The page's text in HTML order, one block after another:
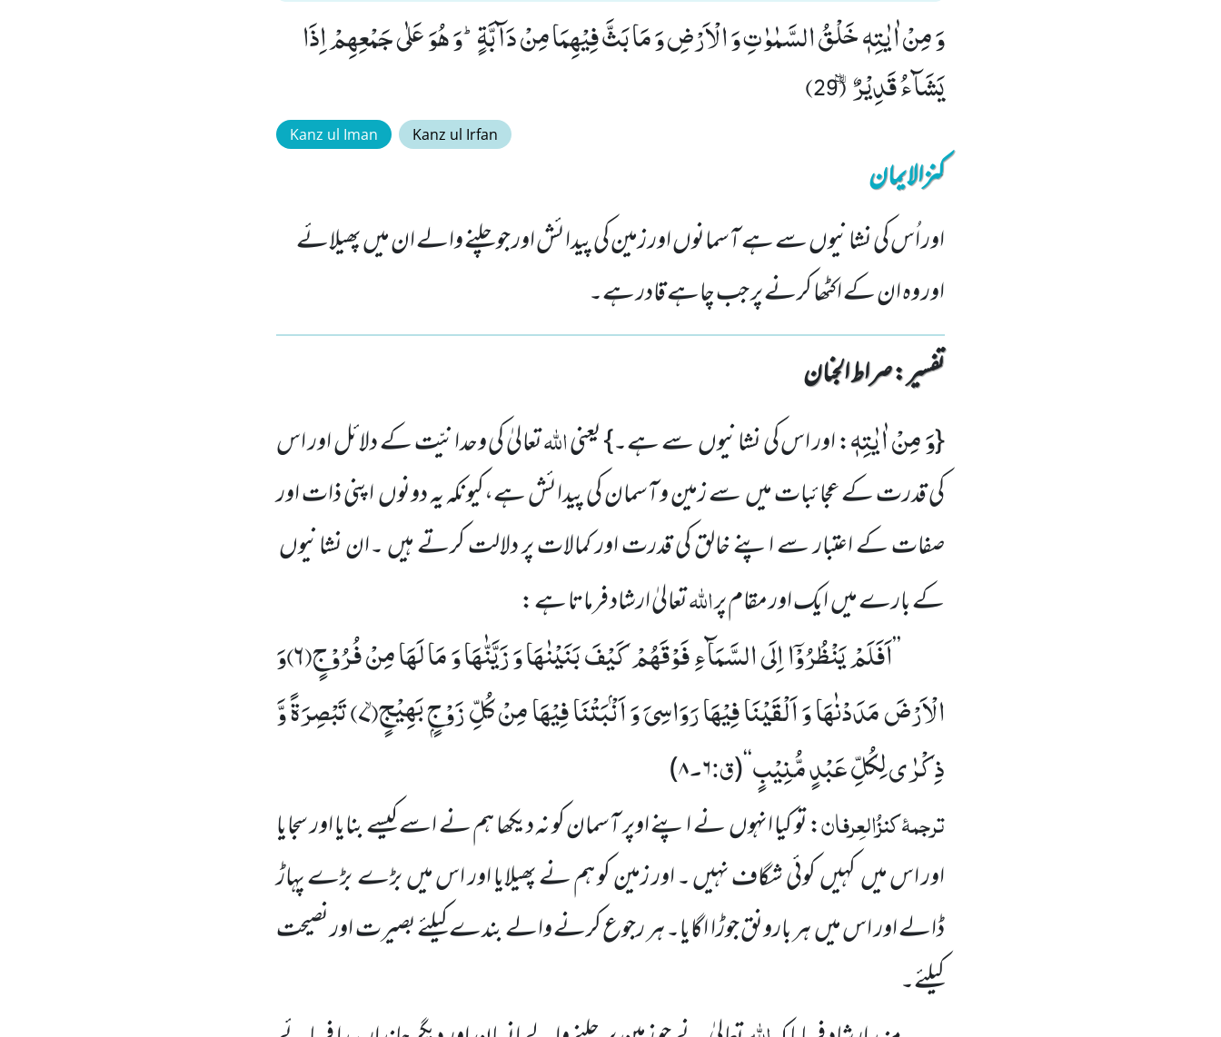
وَ مِنْ اٰیٰتِهٖ خَلْقُ السَّمٰوٰتِ وَ الْاَرْضِ وَ مَا بَثَّ فِیْهِمَا مِنْ دَآبَّةٍؕ-وَ هُوَ عَلٰى جَمْعِهِمْ اِذَا
یَشَآءُ قَدِیْرٌ۠ ٛ (29)
Kanz ul Iman Kanz ul Irfan
کنزالایمان
اور اُس کی نشانیوں سے ہے آسمانوں اور زمین کی پیدائش اور جو چلنے والے ان میں پھیلائے
اور وہ ان کے اکٹھا کرنے پر جب چاہے قادر ہے۔
تفسیر : ‎صراط الجنان
{وَ مِنْ اٰیٰتِهٖ: اور اس کی نشانیوں سے ہے۔} یعنیاللہتعالیٰ کی وحدانیّت کے دلائل اور اس
کی قدرت کے عجائبات میں سے زمین و آسمان کی پیدائش ہے،کیونکہ یہ دونوں اپنی ذات اور
صفات کے اعتبار سے اپنے خالق کی قدرت اور کمالات پر دلالت کرتے ہیں ۔ان نشانیوں
کے بارے میں ایک اور مقام پراللہتعالیٰ ارشاد فرماتا ہے :
’’اَفَلَمْ یَنْظُرُوْۤا اِلَى السَّمَآءِ فَوْقَهُمْ كَیْفَ بَنَیْنٰهَا وَ زَیَّنّٰهَا وَ مَا لَهَا مِنْ فُرُوْجٍ(۶)وَ
الْاَرْضَ مَدَدْنٰهَا وَ اَلْقَیْنَا فِیْهَا رَوَاسِیَ وَ اَنْۢبَتْنَا فِیْهَا مِنْ كُلِّ زَوْجٍۭ بَهِیْجٍۙ(۷) تَبْصِرَةً وَّ
ذِكْرٰى لِكُلِّ عَبْدٍ مُّنِیْبٍ‘‘
(ق:۶۔۸)
ترجمۂکنزُالعِرفان: تو کیا انہوں نے اپنے اوپر آسمان کو نہ دیکھا ہم نے اسے کیسے بنایا اور سجایا
اور اس میں کہیں کوئی شگاف نہیں ۔ اور زمین کو ہم نے پھیلایا اور اس میں بڑے بڑے پہاڑ
ڈالے اور اس میں ہر بارونق جوڑا اگایا۔ ہر رجوع کرنے والے بندے کیلئے بصیرت اور نصیحت
کیلئے۔